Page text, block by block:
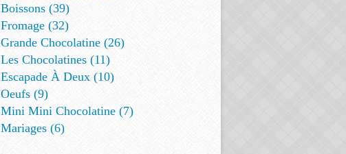
Boissons (39)
Fromage (32)
Grande Chocolatine (26)
Les Chocolatines (11)
Escapade À Deux (10)
Oeufs (9)
Mini Mini Chocolatine (7)
Mariages (6)